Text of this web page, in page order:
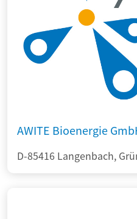
AWITE Bioenergie
D-85416 Langenbach,